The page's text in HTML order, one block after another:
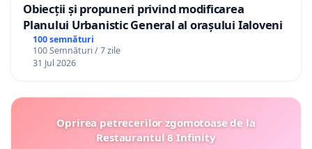
Obiecții și propuneri privind modificarea
Planului Urbanistic General al orașului Ialoveni
100 semnături
100 Semnături / 7 zile
31 Jul 2026
Oprirea petrecerilor zgomotoase de la
Restaurantul 8 Infinity